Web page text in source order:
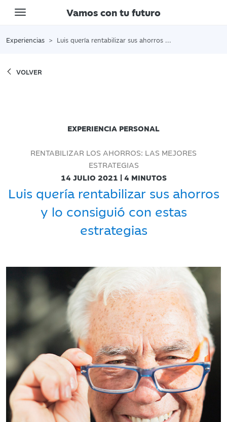
Toggle navigation
Vamos con tu futuro
Experiencias Luis quería rentabilizar sus ahorros y lo consiguió con estas estrategias
VOLVER
EXPERIENCIA PERSONAL
RENTABILIZAR LOS AHORROS: LAS MEJORES
ESTRATEGIAS
14 JULIO 2021 | 4 MINUTOS
Luis quería rentabilizar sus ahorros
y lo consiguió con estas
estrategias